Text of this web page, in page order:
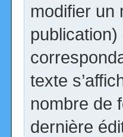
modifier un
texte
nombre de
dernière